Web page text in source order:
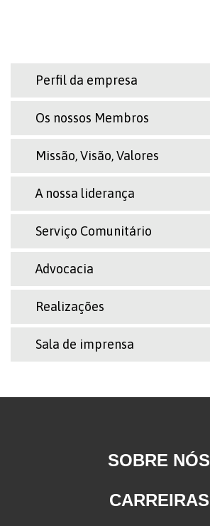
Perfil da empresa
Os nossos Membros
Missão, Visão, Valores
A nossa liderança
Serviço Comunitário
Advocacia
Realizações
Sala de imprensa
SOBRE NÓS
CARREIRAS